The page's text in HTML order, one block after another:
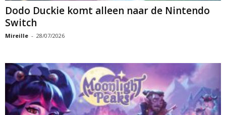
Dodo Duckie komt alleen naar de Nintendo
Switch
Mireille - 28/07/2026